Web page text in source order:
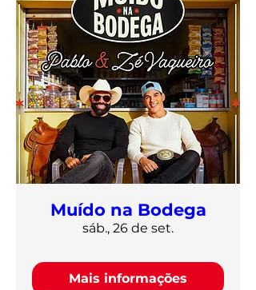
Muído na Bodega
sáb., 26 de set.
Mais informações